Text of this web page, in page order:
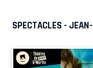
SPECTACLES -